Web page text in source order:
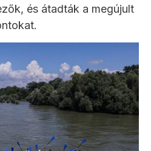
és átadták a megújult